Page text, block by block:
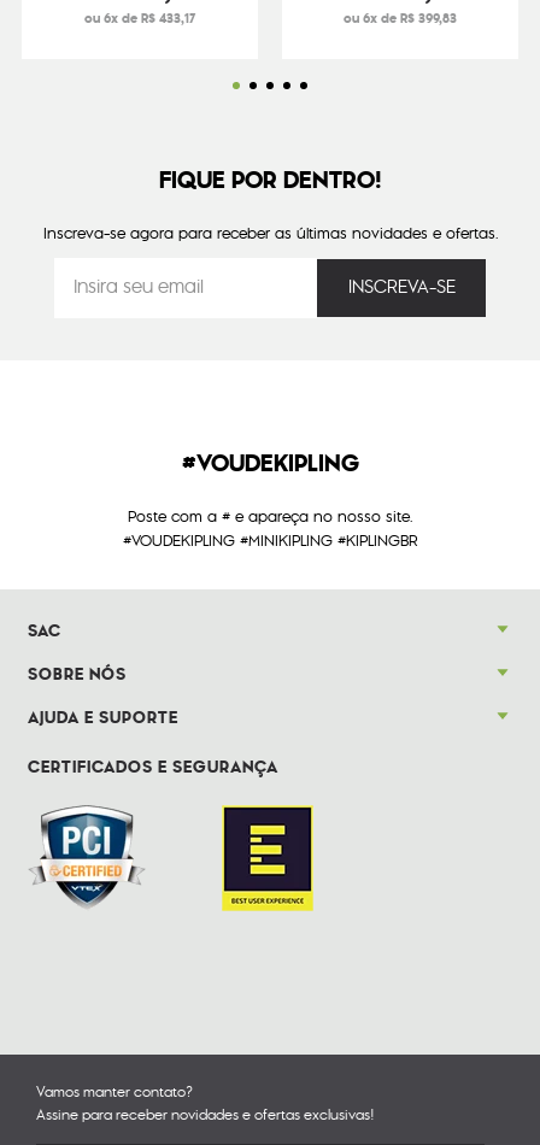
ou 6x de R$ 433,17 ou 6x de R$ 399,83
FIQUE POR DENTRO!
Inscreva-se agora para receber as últimas novidades e ofertas.
#VOUDEKIPLING
Poste com a # e apareça no nosso site.
#VOUDEKIPLING #MINIKIPLING #KIPLINGBR
SAC
SOBRE NÓS
AJUDA E SUPORTE
CERTIFICADOS E SEGURANÇA
Vamos manter contato?
Assine para receber novidades e ofertas exclusivas!